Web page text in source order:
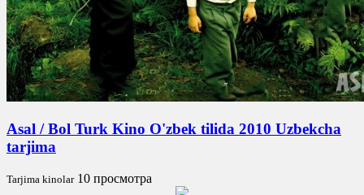
Asal / Bol Turk Kino O'zbek tilida 2010 Uzbekcha
tarjima
Tarjima kinolar 10 просмотра